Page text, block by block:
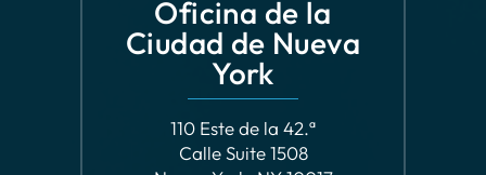
110 Este de la 42.ª
Calle Suite 1508
Nueva York, NY 10017